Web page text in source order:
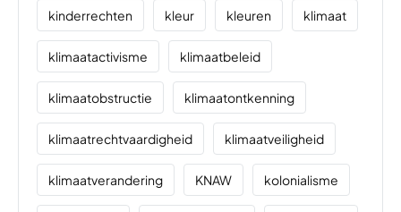
kinderrechten kleur kleuren klimaat
klimaatactivisme klimaatbeleid
klimaatobstructie klimaatontkenning
klimaatrechtvaardigheid klimaatveiligheid
klimaatverandering KNAW kolonialisme